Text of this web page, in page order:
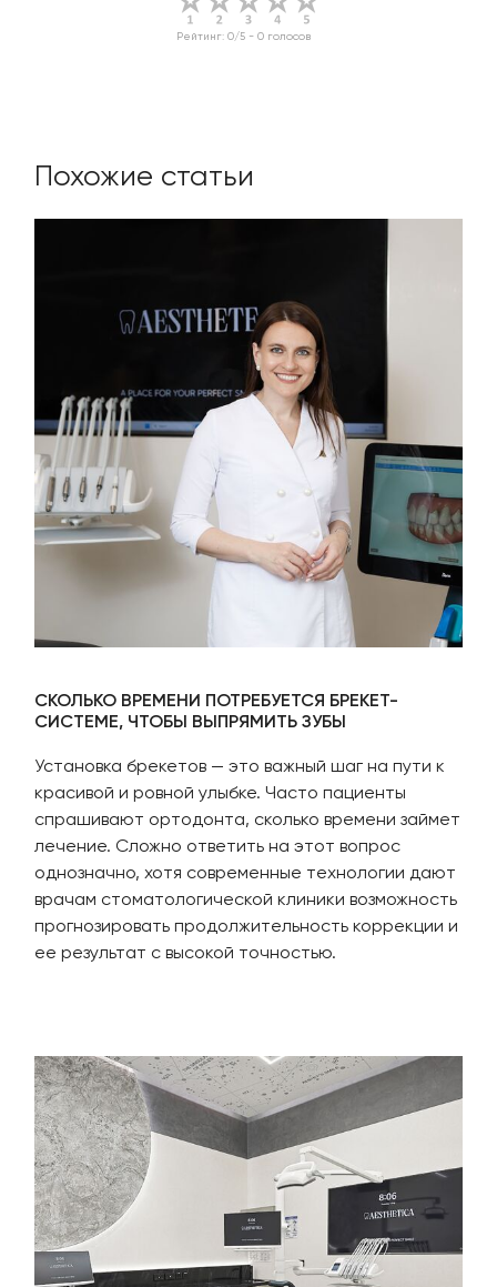
Рейтинг: 0/5 - 0 голосов
Похожие статьи
СКОЛЬКО ВРЕМЕНИ ПОТРЕБУЕТСЯ БРЕКЕТ-
СИСТЕМЕ, ЧТОБЫ ВЫПРЯМИТЬ ЗУБЫ
Установка брекетов — это важный шаг на пути к
красивой и ровной улыбке. Часто пациенты
спрашивают ортодонта, сколько времени займет
лечение. Сложно ответить на этот вопрос
однозначно, хотя современные технологии дают
врачам стоматологической клиники возможность
прогнозировать продолжительность коррекции и
ее результат с высокой точностью.